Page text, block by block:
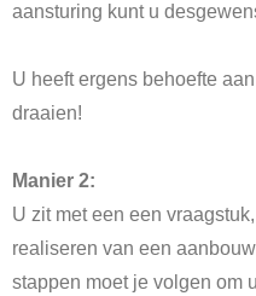
aansturing kunt u
U heeft ergens behoefte
draaien!
Manier 2:
U zit met een een
realiseren van een
stappen moet je volgen om